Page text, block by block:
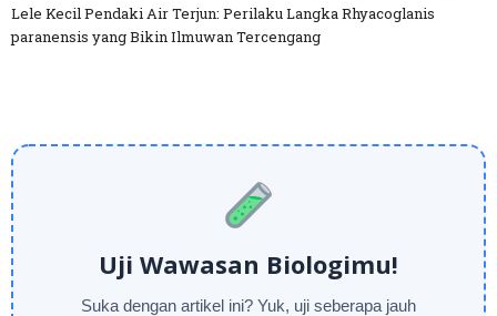
Lele Kecil Pendaki Air Terjun: Perilaku Langka Rhyacoglanis
paranensis yang Bikin Ilmuwan Tercengang
Uji Wawasan Biologimu!
Suka dengan artikel ini? Yuk, uji seberapa jauh